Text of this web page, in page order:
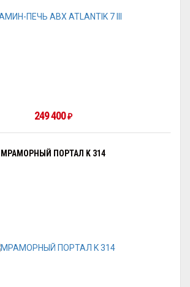
249 400₽
МРАМОРНЫЙ ПОРТАЛ K 314